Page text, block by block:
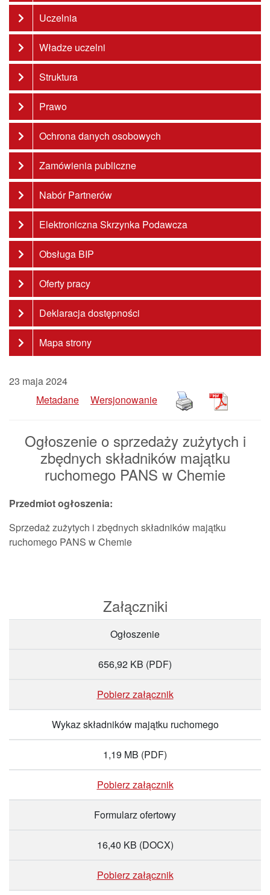
Uczelnia
Władze uczelni
Struktura
Prawo
Ochrona danych osobowych
Zamówienia publiczne
Nabór Partnerów
Elektroniczna Skrzynka Podawcza
Obsługa BIP
Oferty pracy
Deklaracja dostępności
Mapa strony
23 maja 2024
Metadane
Wersjonowanie
Ogłoszenie o sprzedaży zużytych i
zbędnych składników majątku
ruchomego PANS w Chemie
Przedmiot ogłoszenia:
Sprzedaż zużytych i zbędnych składników majątku
ruchomego PANS w Chemie
Załączniki
Ogłoszenie
656,92 KB (PDF)
Pobierz załącznik
Wykaz składników majątku ruchomego
1,19 MB (PDF)
Pobierz załącznik
Formularz ofertowy
16,40 KB (DOCX)
Pobierz załącznik